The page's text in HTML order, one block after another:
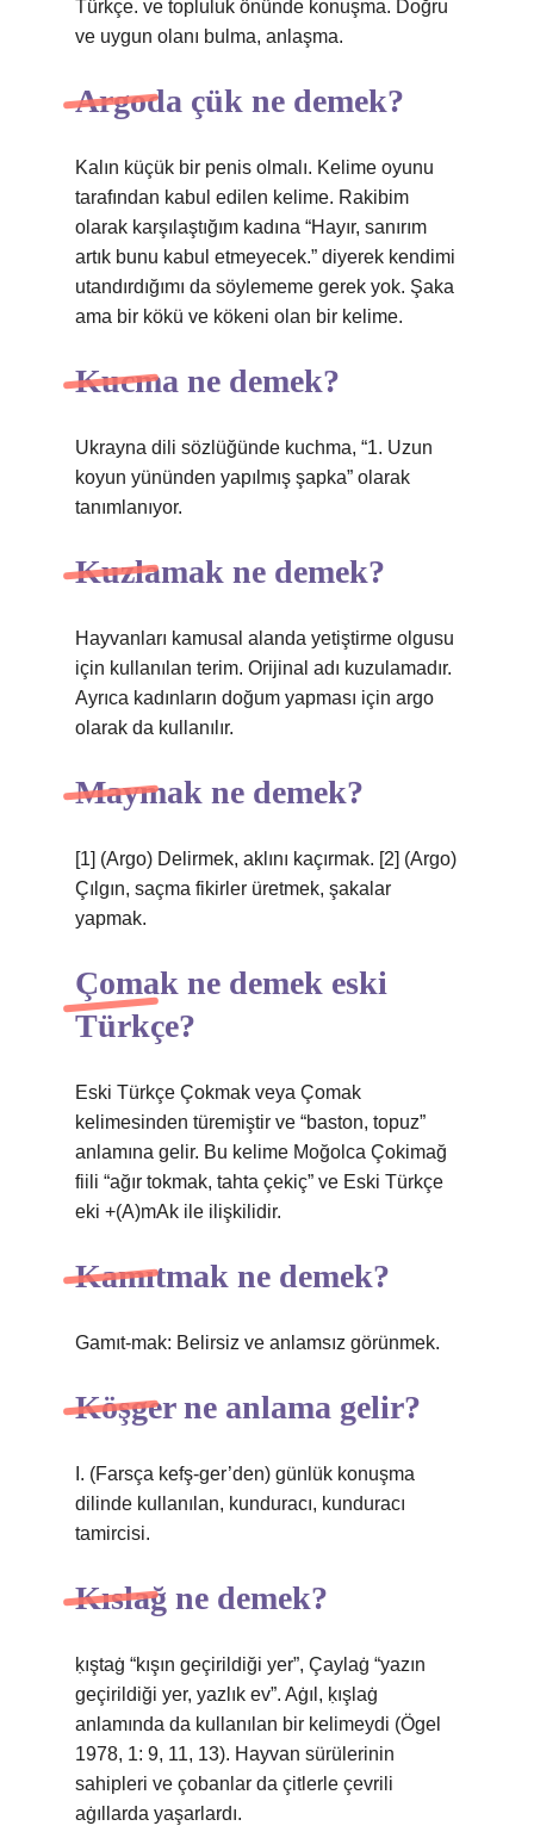
Türkçe. ve topluluk önünde konuşma. Doğru
ve uygun olanı bulma, anlaşma.
Argoda çük ne demek?
Kalın küçük bir penis olmalı. Kelime oyunu
tarafından kabul edilen kelime. Rakibim
olarak karşılaştığım kadına “Hayır, sanırım
artık bunu kabul etmeyecek.” diyerek kendimi
utandırdığımı da söylememe gerek yok. Şaka
ama bir kökü ve kökeni olan bir kelime.
Kucma ne demek?
Ukrayna dili sözlüğünde kuchma, “1. Uzun
koyun yününden yapılmış şapka” olarak
tanımlanıyor.
Kuzlamak ne demek?
Hayvanları kamusal alanda yetiştirme olgusu
için kullanılan terim. Orijinal adı kuzulamadır.
Ayrıca kadınların doğum yapması için argo
olarak da kullanılır.
Maymak ne demek?
[1] (Argo) Delirmek, aklını kaçırmak. [2] (Argo)
Çılgın, saçma fikirler üretmek, şakalar
yapmak.
Çomak ne demek eski
Türkçe?
Eski Türkçe Çokmak veya Çomak
kelimesinden türemiştir ve “baston, topuz”
anlamına gelir. Bu kelime Moğolca Çokimağ
fiili “ağır tokmak, tahta çekiç” ve Eski Türkçe
eki +(A)mAk ile ilişkilidir.
Kamıtmak ne demek?
Gamıt-mak: Belirsiz ve anlamsız görünmek.
Köşger ne anlama gelir?
I. (Farsça kefş-ger’den) günlük konuşma
dilinde kullanılan, kunduracı, kunduracı
tamircisi.
Kıslağ ne demek?
ḳıştaġ “kışın geçirildiği yer”, Çaylaġ “yazın
geçirildiği yer, yazlık ev”. Aġıl, ḳışlaġ
anlamında da kullanılan bir kelimeydi (Ögel
1978, 1: 9, 11, 13). Hayvan sürülerinin
sahipleri ve çobanlar da çitlerle çevrili
aġıllarda yaşarlardı.